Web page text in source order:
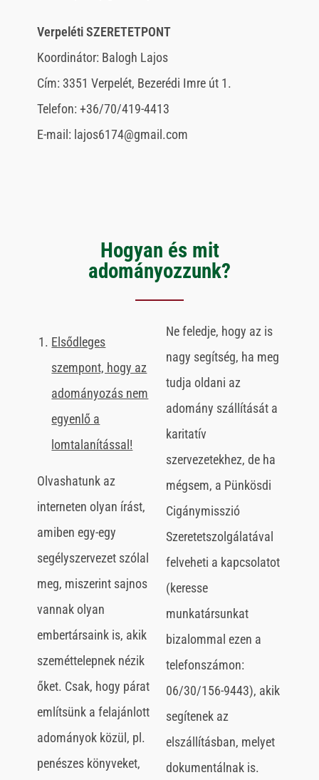
Verpeléti SZERETETPONT
Koordinátor: Balogh Lajos
Cím: 3351 Verpelét, Bezerédi Imre út 1.
Telefon: +36/70/419-4413
E-mail: lajos6174@gmail.com
Hogyan és mit
adományozzunk?
Elsődleges
szempont, hogy az
adományozás nem
egyenlő a
lomtalanítással!
Olvashatunk az
interneten olyan írást,
amiben egy-egy
segélyszervezet szólal
meg, miszerint sajnos
vannak olyan
embertársaink is, akik
szeméttelepnek nézik
őket. Csak, hogy párat
említsünk a felajánlott
adományok közül, pl.
penészes könyveket,
Ne feledje, hogy az is
nagy segítség, ha meg
tudja oldani az
adomány szállítását a
karitatív
szervezetekhez, de ha
mégsem, a Pünkösdi
Cigánymisszió
Szeretetszolgálatával
felveheti a kapcsolatot
(keresse
munkatársunkat
bizalommal ezen a
telefonszámon:
06/30/156-9443), akik
segítenek az
elszállításban, melyet
dokumentálnak is.